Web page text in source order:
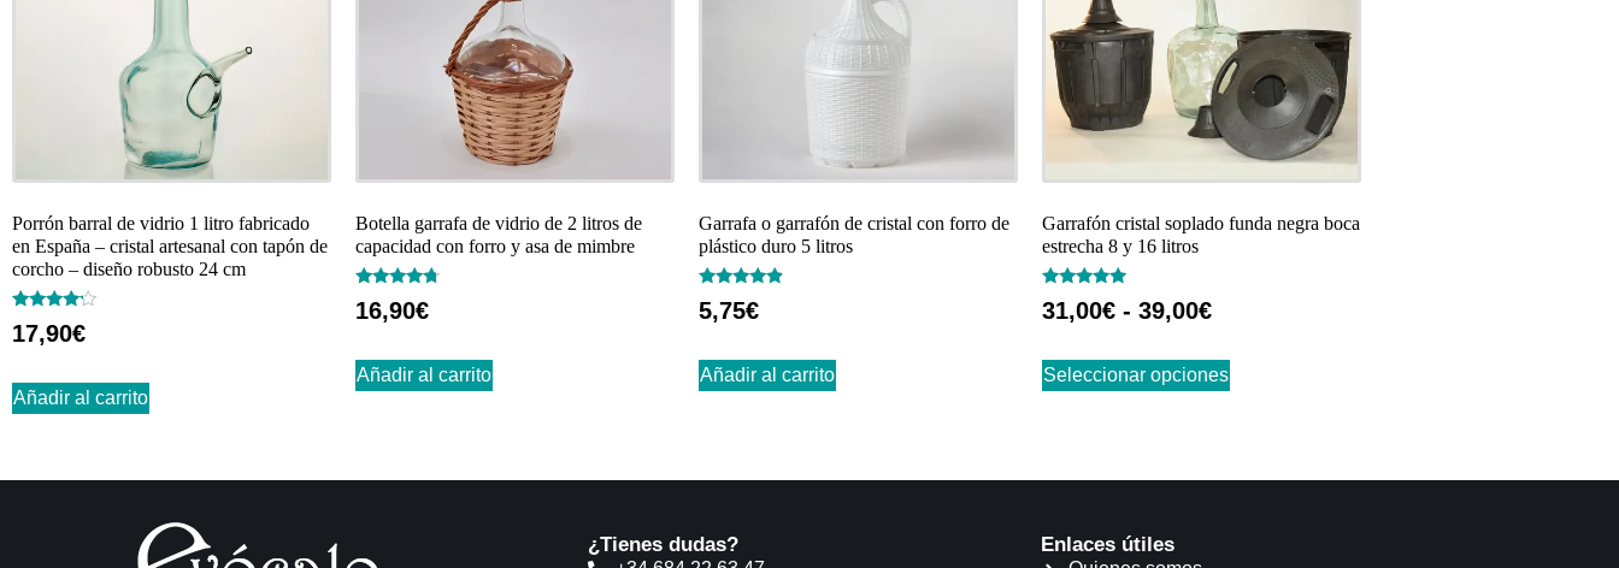
Porrón barral de vidrio 1 litro fabricado
en España – cristal artesanal con tapón de
corcho – diseño robusto 24 cm
Valorado
con
17,90€
Añadir al carrito
Botella garrafa de vidrio de 2 litros de
capacidad con forro y asa de mimbre
Valorado
con
16,90€
Añadir al carrito
Garrafa o garrafón de cristal con forro de
plástico duro 5 litros
Valorado
con
5,75€
Añadir al carrito
Garrafón cristal soplado funda negra boca
estrecha 8 y 16 litros
Valorado
con
31,00€ - 39,00€
Seleccionar opciones
¿Tienes dudas? Enlaces útiles